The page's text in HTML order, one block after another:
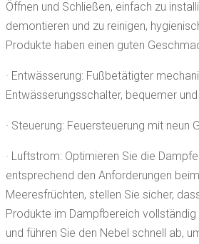
Öffnen und Schließen, einfach zu
demontieren und zu reinigen,
Produkte haben einen guten
· Entwässerung: Fußbetätigter
Entwässerungsschalter, bequemer
· Steuerung: Feuersteuerung mit neun
· Luftstrom: Optimieren Sie die
entsprechend den Anforderungen
Meeresfrüchten, stellen Sie sicher,
Produkte im Dampfbereich
und führen Sie den Nebel schnell ab,